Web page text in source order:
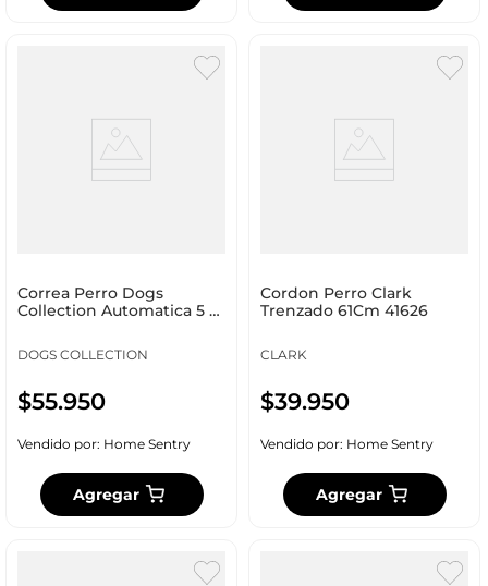
Correa Perro Dogs
Collection Automatica 5 M
DOGS COLLECTION
$55.950
Vendido por: Home Sentry
Agregar
Cordon Perro Clark
Trenzado 61Cm 41626
CLARK
$39.950
Vendido por: Home Sentry
Agregar